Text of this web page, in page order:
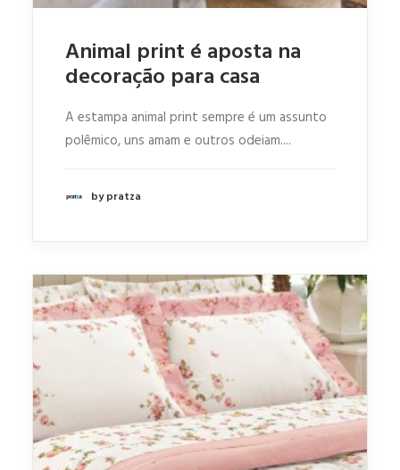
Animal print é aposta na
decoração para casa
A estampa animal print sempre é um assunto
polêmico, uns amam e outros odeiam....
by pratza